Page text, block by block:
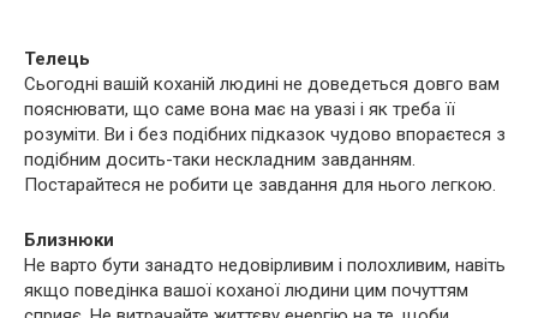
Телець
Сьогодні вашій коханій людині не доведеться довго вам
пояснювати, що саме вона має на увазі і як треба її
розуміти. Ви і без подібних підказок чудово впораєтеся з
подібним досить-таки нескладним завданням.
Постарайтеся не робити це завдання для нього легкою.
Близнюки
Не варто бути занадто недовірливим і полохливим, навіть
якщо поведінка вашої коханої людини цим почуттям